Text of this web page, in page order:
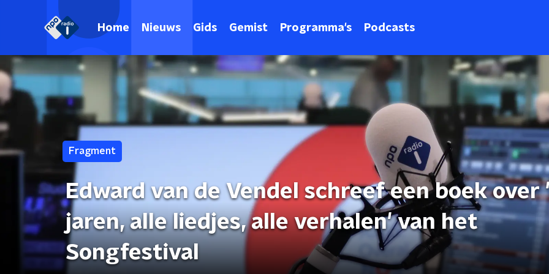
Home Nieuws Gids Gemist Programma's Podcasts
Fragment
Edward van de Vendel schreef een boek over
jaren, alle liedjes, alle verhalen' van het
Songfestival